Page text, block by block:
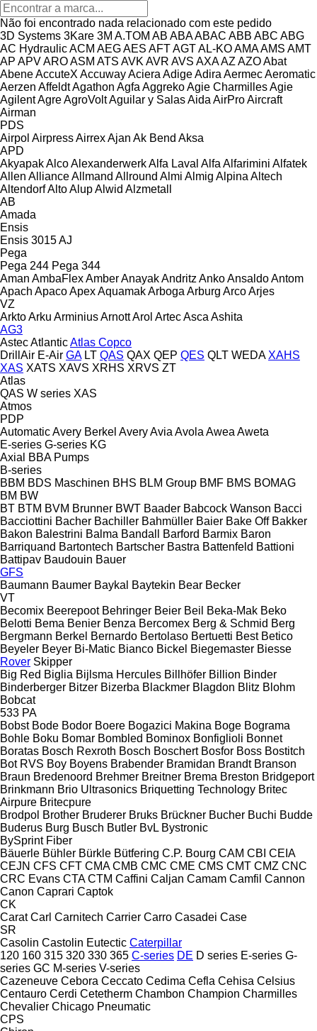
Não foi encontrado nada relacionado com este pedido
3D Systems 3Kare 3M A.TOM AB ABAABAC ABB ABC ABG
AC HydraulicACM AEGAES AFTAGTAL-KOAMAAMS AMT
AP APVAROASM ATS AVK AVR AVS AXAAZ AZOAbat
AbeneAccuteX AccuwayAciera AdigeAdira AermecAeromatic
Aerzen AffeldtAgathon Agfa AggrekoAgie CharmillesAgie
AgilentAgreAgroVoltAguilar y SalasAida AirProAircraft
Airman
PDS
Airpol AirpressAirrexAjan Ak Bend Aksa
APD
AkyapakAlcoAlexanderwerkAlfa Laval Alfa Alfarimini Alfatek
Allen AllianceAllmand Allround Almi Almig Alpina Altech
AltendorfAltoAlupAlwid Alzmetall
AB
Amada
Ensis
Ensis 3015 AJ
Pega
Pega 244 Pega 344
Aman AmbaFlexAmberAnayakAndritz AnkoAnsaldoAntom
Apach ApacoApexAquamakArboga Arburg ArcoArjes
VZ
ArktoArku ArminiusArnottArol ArtecAsca Ashita
AG3
AstecAtlanticAtlas Copco
DrillAir E-Air GA LT QAS QAX QEP QES QLT WEDA XAHS
XAS XATS XAVS XRHS XRVS ZT
Atlas
QAS W series XAS
Atmos
PDP
AutomaticAvery Berkel AveryAvia Avola Awea Aweta
E-series G-series KG
Axial
BBA Pumps
B-series
BBM BDS Maschinen BHS BLM Group BMF BMS BOMAG
BM BW
BT BTM BVM Brunner BWT Baader Babcock Wanson Bacci
Bacciottini Bacher Bachiller Bahmüller Baier Bake Off Bakker
Bakon Balestrini Balma Bandall Barford Barmix Baron
Barriquand Bartontech Bartscher Bastra Battenfeld Battioni
Battipav Baudouin Bauer
GFS
Baumann Baumer Baykal Baytekin Bear Becker
VT
Becomix Beerepoot Behringer Beier Beil Beka-Mak Beko
Belotti Bema Benier Benza Bercomex Berg & Schmid Berg
Bergmann Berkel Bernardo Bertolaso Bertuetti Best Betico
Beyeler Beyer Bi-Matic Bianco Bickel Biegemaster Biesse
Rover Skipper
Big Red Biglia Bijlsma Hercules Billhöfer Billion Binder
Binderberger Bitzer Bizerba Blackmer Blagdon Blitz Blohm
Bobcat
533 PA
Bobst Bode Bodor Boere Bogazici Makina Boge Bograma
Bohle Boku Bomar Bombled Bominox Bonfiglioli Bonnet
Boratas Bosch Rexroth Bosch Boschert Bosfor Boss Bostitch
Bot RVS Boy Boyens Brabender Bramidan Brandt Branson
Braun Bredenoord Brehmer Breitner Brema Breston Bridgeport
Brinkmann Brio Ultrasonics Briquetting Technology Britec
Airpure Britecpure
Brodpol Brother Bruderer Bruks Brückner Bucher Buchi Budde
Buderus Burg Busch Butler BvL Bystronic
BySprint Fiber
Bäuerle Bühler Bürkle Bütfering C.P. Bourg CAM CBI CEIA
CEJN CFS CFT CMA CMB CMC CME CMS CMT CMZ CNC
CRC Evans CTA CTM Caffini Caljan Camam Camfil Cannon
Canon Caprari Captok
CK
Carat Carl Carnitech Carrier Carro Casadei Case
SR
Casolin Castolin Eutectic Caterpillar
120 160 315 320 330 365 C-series DE D series E-series G-
series GC M-series V-series
Cazeneuve Cebora Ceccato Cedima Cefla Cehisa Celsius
Centauro Cerdi Cetetherm Chambon Champion Charmilles
Chevalier Chicago Pneumatic
CPS